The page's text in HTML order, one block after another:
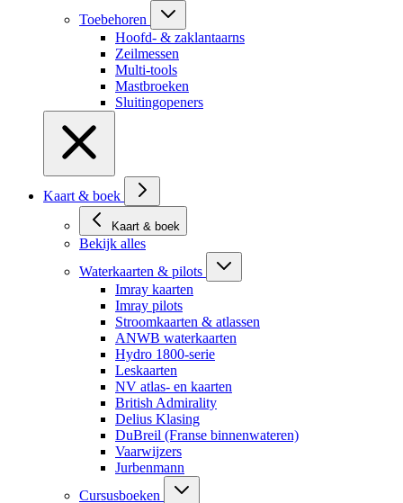
Toebehoren
Hoofd- & zaklantaarns
Zeilmessen
Multi-tools
Mastbroeken
Sluitingopeners
Kaart & boek
Kaart & boek
Bekijk alles
Waterkaarten & pilots
Imray kaarten
Imray pilots
Stroomkaarten & atlassen
ANWB waterkaarten
Hydro 1800-serie
Leskaarten
NV atlas- en kaarten
British Admirality
Delius Klasing
DuBreil (Franse binnenwateren)
Vaarwijzers
Jurbenmann
Cursusboeken